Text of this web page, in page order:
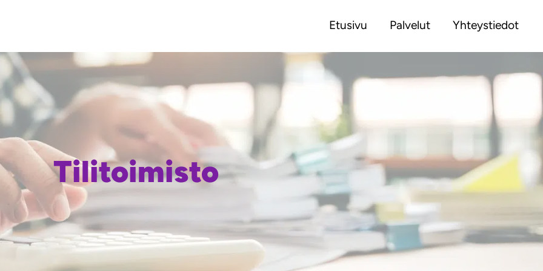
Etusivu Palvelut Yhteystiedot
Tilitoimisto